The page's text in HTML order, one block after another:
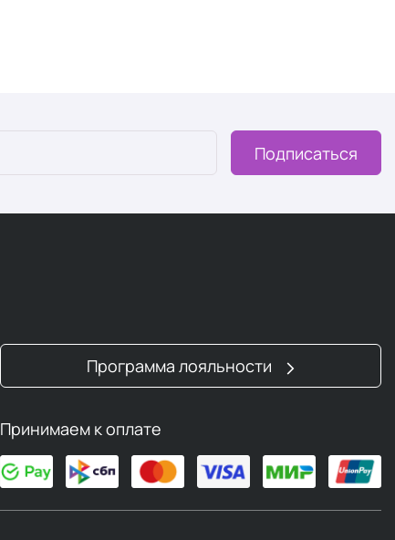
Подписаться
Программа лояльности
Принимаем к оплате